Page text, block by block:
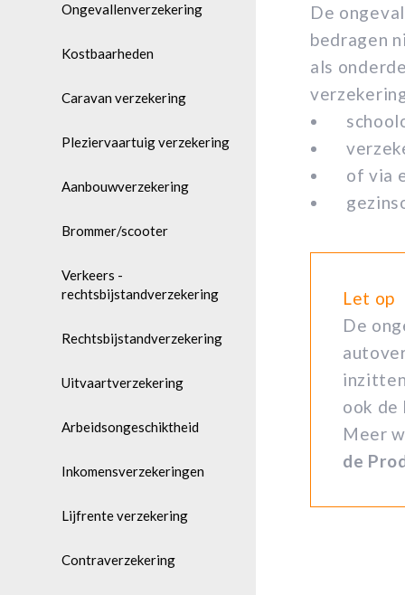
Ongevallenverzekering
Kostbaarheden
Caravan verzekering
Pleziervaartuig verzekering
Aanbouwverzekering
Brommer/scooter
Verkeers -
rechtsbijstandverzekering
Rechtsbijstandverzekering
Uitvaartverzekering
Arbeidsongeschiktheid
Inkomensverzekeringen
Lijfrente verzekering
Contraverzekering
De
bedragen
als
of via
Let op
De
ook
Meer
de